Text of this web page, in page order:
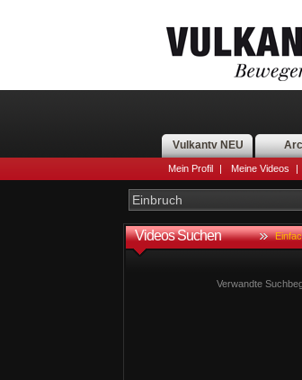
Vulkantv NEU
Mein Profil | Meine Videos |
Videos Suchen
Verwandte